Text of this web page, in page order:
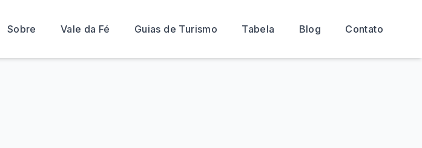
Sobre Vale da Fé Guias de Turismo Tabela Blog Contato